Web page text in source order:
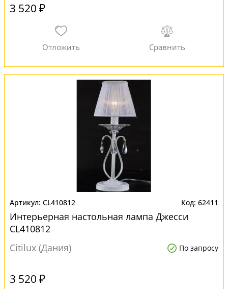
3 520 ₽
CL410812 62411
Интерьерная настольная лампа Джесси
CL410812
Citilux (Дания)
По запросу
3 520 ₽